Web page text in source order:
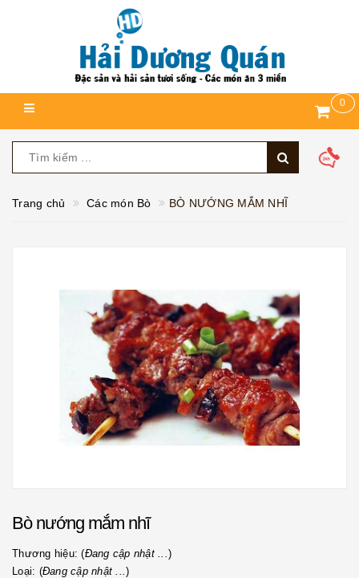
0
Trang chủ Các món Bò BÒ NƯỚNG MẮM NHĨ
Bò nướng mắm nhĩ
Thương hiệu: (Đang cập nhật ...)
Loại: (Đang cập nhật ...)